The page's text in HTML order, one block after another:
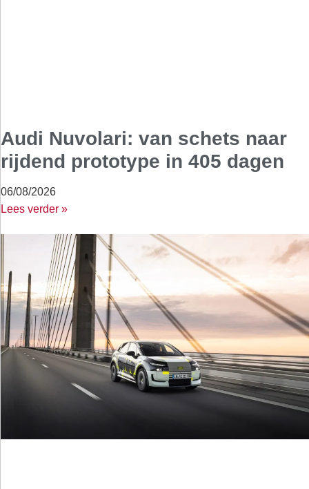
Audi Nuvolari: van schets naar
rijdend prototype in 405 dagen
06/08/2026
Lees verder »